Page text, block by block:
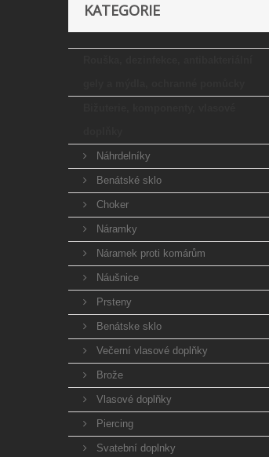
KATEGORIE
Náhrdelníky
Benátské sklo
Choker
Náramky
Náramek proti komárům
Náušnice
Prsteny
Benátske sklo
Večerní vlasové doplňky
Brože
Vlasové doplňky
Piercing
Svatební doplnky